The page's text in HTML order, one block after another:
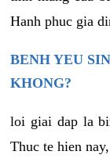
Hanh phuc gia
BENH YEU
KHONG?
loi giai dap la
Thuc te hien